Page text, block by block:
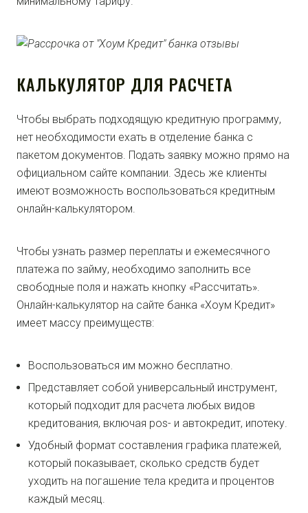
КАЛЬКУЛЯТОР ДЛЯ РАСЧЕТА
Чтобы выбрать подходящую кредитную программу,
нет необходимости ехать в отделение банка с
пакетом документов. Подать заявку можно прямо на
официальном сайте компании. Здесь же клиенты
имеют возможность воспользоваться кредитным
онлайн-калькулятором.
Чтобы узнать размер переплаты и ежемесячного
платежа по займу, необходимо заполнить все
свободные поля и нажать кнопку «Рассчитать».
Онлайн-калькулятор на сайте банка «Хоум Кредит»
имеет массу преимуществ:
Воспользоваться им можно бесплатно.
Представляет собой универсальный инструмент,
который подходит для расчета любых видов
кредитования, включая pos- и автокредит, ипотеку.
Удобный формат составления графика платежей,
который показывает, сколько средств будет
уходить на погашение тела кредита и процентов
каждый месяц.